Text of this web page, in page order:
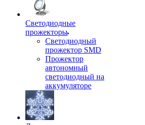
Светодиодные
прожекторы
Светодиодный
прожектор SMD
Прожектор
автономный
светодиодный на
аккумуляторе